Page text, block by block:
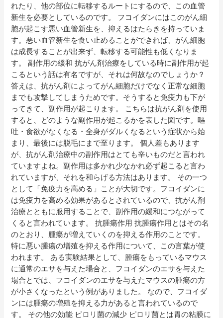
れたり、他の部位に転移するルートにするので、この血管
新生を必要としているのです。 フコイダンにはこのがん細
胞が起こす悪い血管新生を、抑えるはたらきを持っていま
す。悪い血管新生を食い止めることができれば、がん細胞
は成長することが出来ず、転移する可能性も低くなりま
す。 副作用の緩和 抗がん剤治療をしている時に副作用が起
こるという話は有名ですが、それは何故なのでしょうか？
答えは、抗がん剤によってがん細胞だけでなく正常な細胞
までも攻撃してしまうためです。そうすると免疫力も下が
ってきて、副作用が起こります。 こちらは抗がん剤を使用
すると、どのような副作用が起こるかを表した図です。嘔
吐・食欲がなくなる・全身がダルくなるという症状から始
まり、最後には脱毛にまで至ります。 個人差もあります
が、抗がん剤治療中の副作用はとても辛いものだと言われ
ていますよね。副作用は多かれ少なかれ必ず起こると言わ
れていますが、それを和らげる方法はあります。 その一つ
として「免疫力を高める」ことが大切です。フコイダンに
は免疫力を高める効果があるとされているので、抗がん剤
治療とともに服用することで、副作用の緩和につながって
くると言われています。 抗腫瘍作用 抗腫瘍作用とはその名
のとおり、腫瘍が増えていくのを抑える作用のことです。
特に悪い腫瘍の増殖を抑える作用について、この言葉が使
われます。 ある実験結果として、腫瘍をもっているマウス
に通常のエサを与えた場合と、フコイダンのエサを与えた
場合とでは、フコイダンのエサを与えたマウスの腫瘍の方
が小さくなったという例がありました。 なので、フコイダ
ンには腫瘍の増殖を抑える力があると言われているので
す。 その他の効能 ピロリ菌の減少 ピロリ菌とは胃の粘膜に